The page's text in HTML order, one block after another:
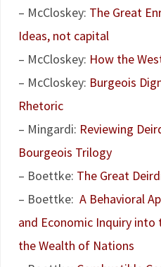
– McCloskey: The Great
Ideas, not capital
– McCloskey: How the
– McCloskey: Burgeois
Rhetoric
– Mingardi: Reviewing
Bourgeois Trilogy
– Boettke: The Great
– Boettke: A Behavioral
and Economic Inquiry into
the Wealth of Nations